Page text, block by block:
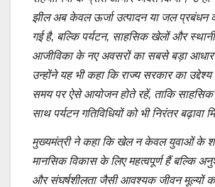
झील अब केवल ऊर्जा उत्पादन या जल प्रबंधन
गई है, बल्कि पर्यटन, साहसिक खेलों और
आजीविका के नए अवसरों का सबसे बड़ा
उन्होंने यह भी कहा कि राज्य सरकार का
समय पर ऐसे आयोजन होते रहें, ताकि
साथ पर्यटन गतिविधियों को भी निरंतर बढ़ावा
मुख्यमंत्री ने कहा कि खेल न केवल युवाओं के
मानसिक विकास के लिए महत्वपूर्ण हैं बल्कि
और संघर्षशीलता जैसी आवश्यक जीवन मूल्यों